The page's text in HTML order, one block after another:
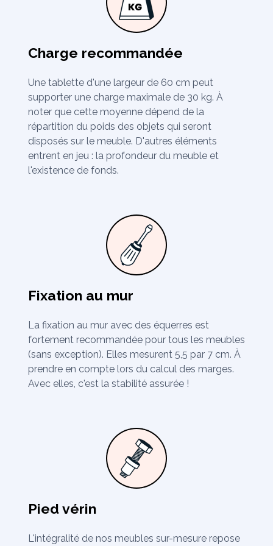
Charge recommandée
Une tablette d'une largeur de 60 cm peut
supporter une charge maximale de 30 kg. À
noter que cette moyenne dépend de la
répartition du poids des objets qui seront
disposés sur le meuble. D'autres éléments
entrent en jeu : la profondeur du meuble et
l'existence de fonds.
Fixation au mur
La fixation au mur avec des équerres est
fortement recommandée pour tous les meubles
(sans exception). Elles mesurent 5,5 par 7 cm. À
prendre en compte lors du calcul des marges.
Avec elles, c'est la stabilité assurée !
Pied vérin
L'intégralité de nos meubles sur-mesure repose